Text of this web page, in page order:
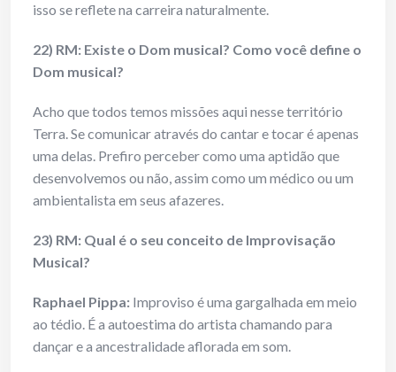
isso se reflete na carreira naturalmente.
22) RM: Existe o Dom musical? Como você define o
Dom musical?
Acho que todos temos missões aqui nesse território
Terra. Se comunicar através do cantar e tocar é apenas
uma delas. Prefiro perceber como uma aptidão que
desenvolvemos ou não, assim como um médico ou um
ambientalista em seus afazeres.
23) RM: Qual é o seu conceito de Improvisação
Musical?
Raphael Pippa: Improviso é uma gargalhada em meio
ao tédio. É a autoestima do artista chamando para
dançar e a ancestralidade aflorada em som.